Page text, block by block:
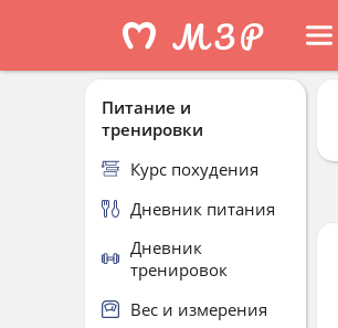
Питание и
тренировки
Курс похудения
Дневник питания
Дневник
тренировок
Вес и измерения